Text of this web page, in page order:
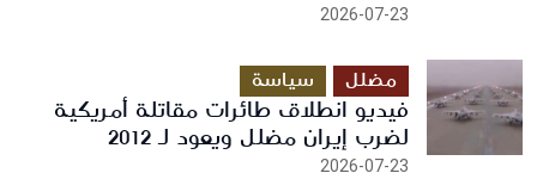
2026-07-23
مضلل سياسة
فيديو انطلاق طائرات مقاتلة أمريكية
لضرب إيران مضلل ويعود لـ 2012
2026-07-23